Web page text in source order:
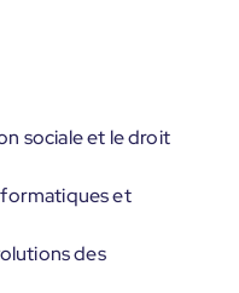
sociale et le droit
et
des